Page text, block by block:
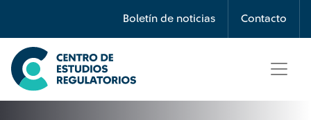
Boletín de noticias Contacto
Búsqueda
Seleccione país